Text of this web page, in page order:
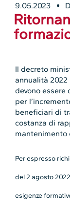
9.05.2023
Il decreto
annualità 2022
devono
per
beneficiari di
costanza di
mantenimento
Per espresso
del 2 agosto
esigenze